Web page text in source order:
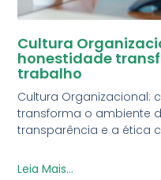
Cultura
honestidade
trabalho
Cultura Organizacional:
transforma o ambiente
transparência e a ética
Leia Mais...